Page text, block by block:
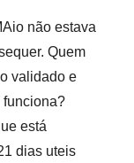
não estava
Quem
validado e
funciona?
está
dias uteis